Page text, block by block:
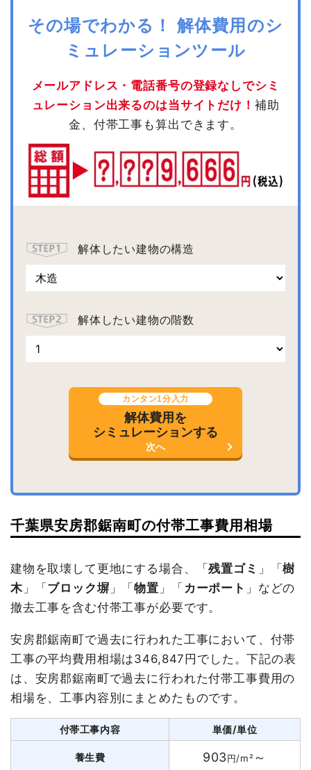
その場でわかる！ 解体費用のシ
ミュレーションツール
メールアドレス・電話番号の登録なしでシミ
ュレーション出来るのは当サイトだけ！ 補助
金、付帯工事も算出できます。
解体したい建物の構造
解体したい建物の階数
カンタン1分入力
解体費用を
シミュレーションする
次へ
千葉県安房郡鋸南町の付帯工事費用相場
建物を取壊して更地にする場合、「残置ゴミ 」「樹
木」「 ブロック塀 」「物置 」「 カーポート 」などの
撤去工事を含む付帯工事が必要です。
安房郡鋸南町で過去に行われた工事において、付帯
工事の平均費用相場は346,847円でした。下記の表
は、安房郡鋸南町で過去に行われた付帯工事費用の
相場を、工事内容別にまとめたものです。
付帯工事内容 単価/単位
養生費 903円/m² ～